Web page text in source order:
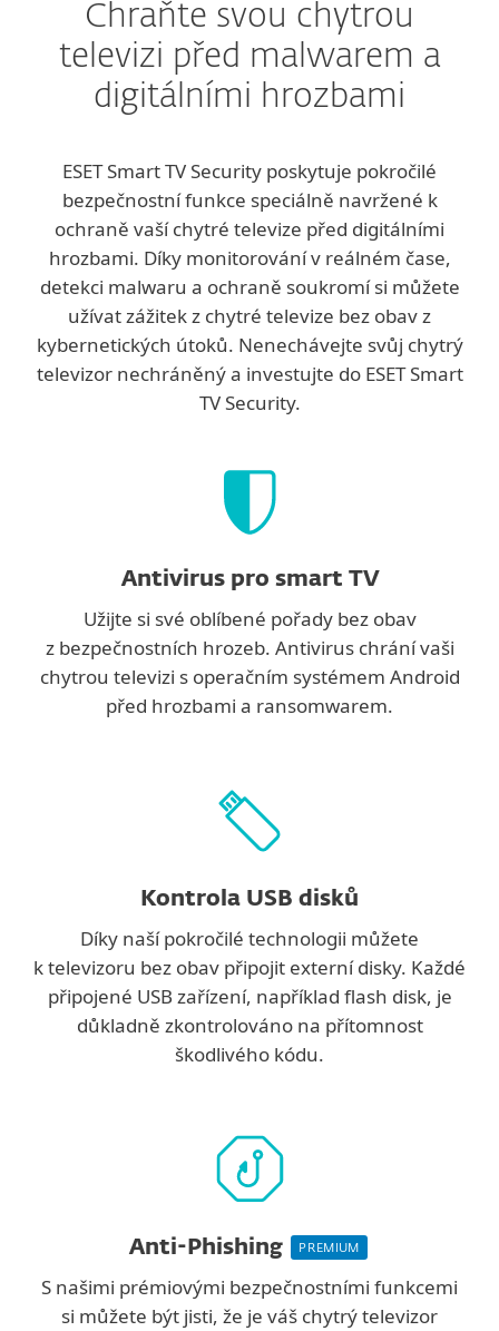
Chraňte svou chytrou
televizi před malwarem a
digitálními hrozbami
ESET Smart TV Security poskytuje pokročilé
bezpečnostní funkce speciálně navržené k
ochraně vaší chytré televize před digitálními
hrozbami. Díky monitorování v reálném čase,
detekci malwaru a ochraně soukromí si můžete
užívat zážitek z chytré televize bez obav z
kybernetických útoků. Nenechávejte svůj chytrý
televizor nechráněný a investujte do ESET Smart
TV Security.
Antivirus pro smart TV
Užijte si své oblíbené pořady bez obav
z bezpečnostních hrozeb. Antivirus chrání vaši
chytrou televizi s operačním systémem Android
před hrozbami a ransomwarem.
Kontrola USB disků
Díky naší pokročilé technologii můžete
k televizoru bez obav připojit externí disky. Každé
připojené USB zařízení, například flash disk, je
důkladně zkontrolováno na přítomnost
škodlivého kódu.
Anti-Phishing PREMIUM
S našimi prémiovými bezpečnostními funkcemi
si můžete být jisti, že je váš chytrý televizor